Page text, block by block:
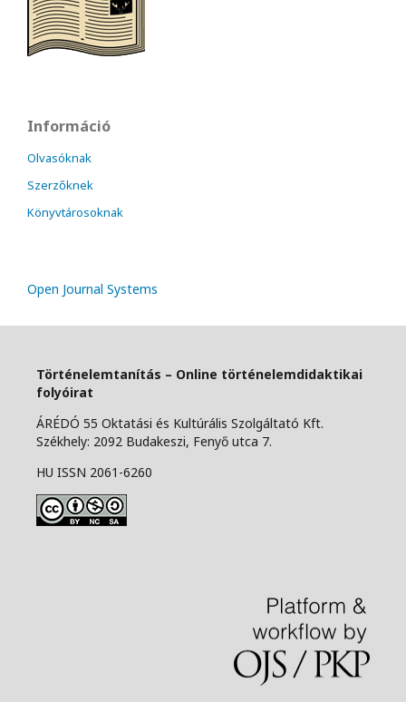
Információ
Olvasóknak
Szerzőknek
Könyvtárosoknak
Open Journal Systems
Történelemtanítás – Online történelemdidaktikai
folyóirat
ÁRÉDÓ 55 Oktatási és Kultúrális Szolgáltató Kft.
Székhely: 2092 Budakeszi, Fenyő utca 7.
HU ISSN 2061-6260